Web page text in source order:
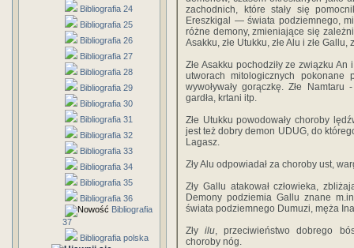
Bibliografia 24
Bibliografia 25
Bibliografia 26
Bibliografia 27
Bibliografia 28
Bibliografia 29
Bibliografia 30
Bibliografia 31
Bibliografia 32
Bibliografia 33
Bibliografia 34
Bibliografia 35
Bibliografia 36
Bibliografia
37
Bibliografia polska
zachodnich, które stały się
Ereszkigal — świata podziem­nego,
różne demony, zmieniające się
Asakku, złe Utukku, złe Alu i złe Gallu,
Złe Asakku pochodziły ze związku
utworach mitologicz­nych pokonane
wywoływały gorączkę. Złe
gardła, krtani itp.
Złe Utukku powodowały choroby
jest też dobry demon UDUG, do
Lagasz.
Zły Alu odpowiadał za choroby ust,
Zły Gallu atakował człowieka,
Demony podziemia Gallu znane
świata podziemnego Dumuzi, męża
Złyilu, przeciwieństwo dobrego
choroby nóg.